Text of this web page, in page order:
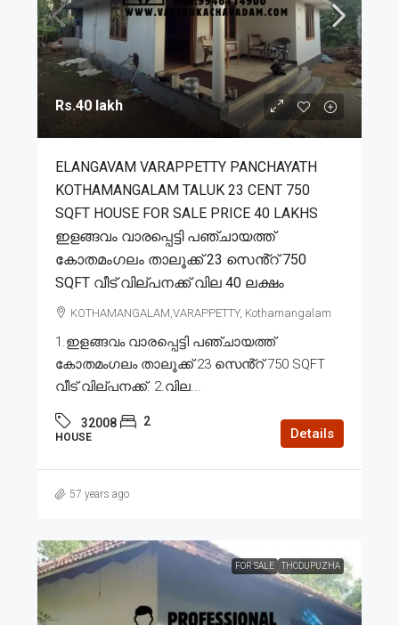
Rs.40 lakh
ELANGAVAM VARAPPETTY PANCHAYATH
KOTHAMANGALAM TALUK 23 CENT 750
SQFT HOUSE FOR SALE PRICE 40 LAKHS
ഇളങ്ങവം വാരപ്പെട്ടി പഞ്ചായത്ത്
കോതമംഗലം താലൂക്ക് 23 സെൻ്റ് 750
SQFT വീട് വില്പനക്ക് വില 40 ലക്ഷം
KOTHAMANGALAM,VARAPPETTY, Kothamangalam
1.ഇളങ്ങവം വാരപ്പെട്ടി പഞ്ചായത്ത്
കോതമംഗലം താലൂക്ക് 23 സെൻ്റ് 750 SQFT
വീട് വില്പനക്ക്. 2.വില...
32008 2
HOUSE Details
57 years ago
FOR SALE THODUPUZHA